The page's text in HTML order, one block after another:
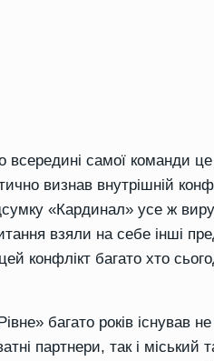
самої команди
визнав внутрішній
«Кардинал» усе ж
взяли на себе інші
конфлікт багато хто
багато років існував
партнери, так і